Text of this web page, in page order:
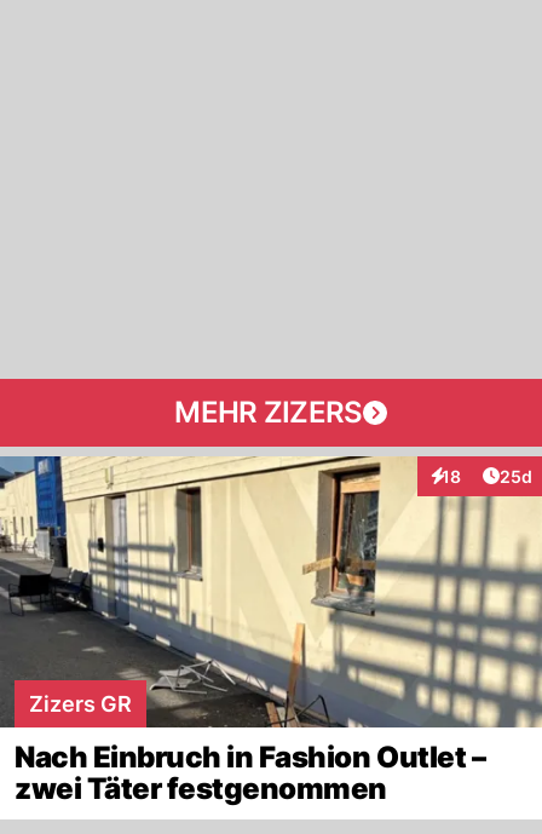
MEHR ZIZERS
18
Interaktionen
25d
Zizers GR
Nach Einbruch in Fashion Outlet –
zwei Täter festgenommen